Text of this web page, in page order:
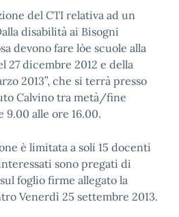
del CTI relativa ad un
disabilità ai Bisogni
devono fare lòe scuole alla
27 dicembre 2012 e della
2013”, che si terrà presso
Calvino tra metà/fine
9.00 alle ore 16.00.
è limitata a soli 15 docenti
sono pregati di
foglio firme allegato la
Venerdì 25 settembre 2013.